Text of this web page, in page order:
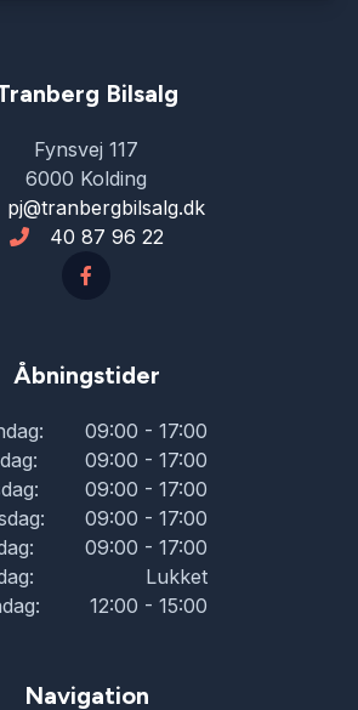
Bilsalg
Fynsvej 117
6000 Kolding
pj@tranbergbilsalg.dk
40 87 96 22
Åbningstider
09:00 - 17:00
09:00 - 17:00
09:00 - 17:00
09:00 - 17:00
09:00 - 17:00
Lukket
12:00 - 15:00
Navigation